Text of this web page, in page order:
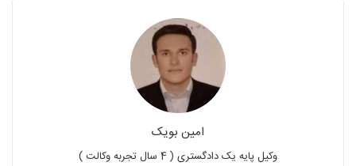
امین بویک
وکیل پایه یک دادگستری ( 4 سال تجربه وکالت )